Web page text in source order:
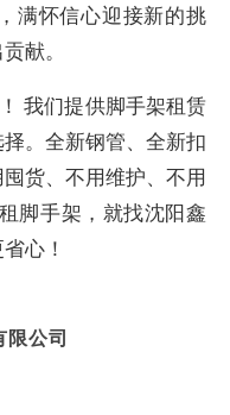
满怀信心迎接新的挑
献。
我们提供脚手架租赁
。全新钢管、全新扣
货、不用维护、不用
脚手架，就找沈阳鑫
心！
公司